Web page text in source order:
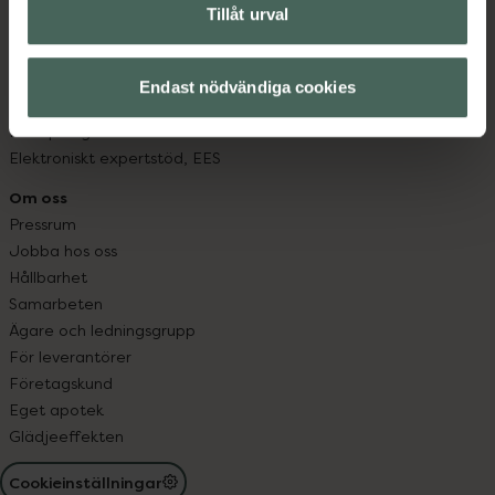
Tillåt urval
Endast nödvändiga cookies
Läkemedelsutbyte
Lämna in gammal medicin
Receptregistret
Elektroniskt expertstöd, EES
Om oss
Pressrum
Jobba hos oss
Hållbarhet
Samarbeten
Ägare och ledningsgrupp
För leverantörer
Företagskund
Eget apotek
Glädjeeffekten
Cookieinställningar